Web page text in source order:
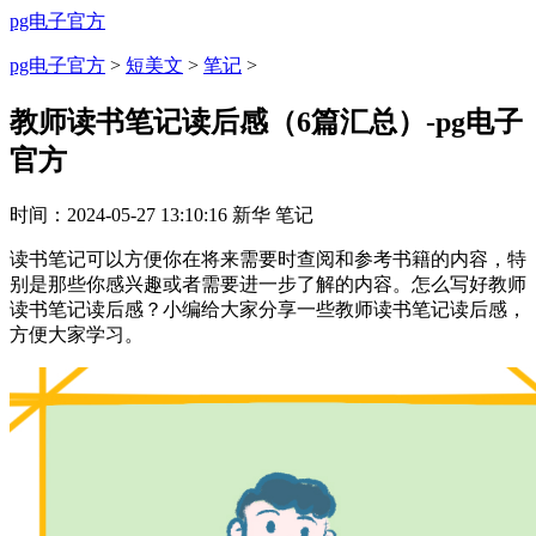
pg电子官方
pg电子官方 > 短美文 > 笔记 >
教师读书笔记读后感（6篇汇总）-pg电子
官方
时间： 2024-05-27 13:10:16 新华 笔记
读书笔记可以方便你在将来需要时查阅和参考书籍的内容，特
别是那些你感兴趣或者需要进一步了解的内容。怎么写好教师
读书笔记读后感？小编给大家分享一些教师读书笔记读后感，
方便大家学习。